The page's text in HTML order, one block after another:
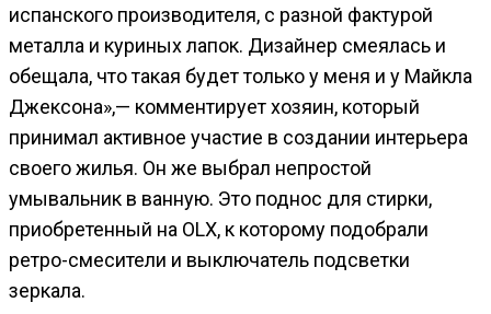
испанского производителя, с разной фактурой
металла и куриных лапок. Дизайнер смеялась и
обещала, что такая будет только у меня и у Майкла
Джексона»,— комментирует хозяин, который
принимал активное участие в создании интерьера
своего жилья. Он же выбрал непростой
умывальник в ванную. Это поднос для стирки,
приобретенный на OLX, к которому подобрали
ретро-смесители и выключатель подсветки
зеркала.